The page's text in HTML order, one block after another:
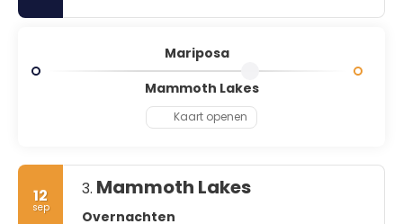
Mariposa
Mammoth Lakes
Kaart openen
12
sep
3. Mammoth Lakes
Overnachten